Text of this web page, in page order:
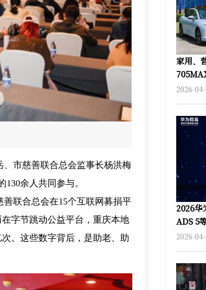
市慈善联合总会监事长杨洪梅
余人共同参与。
联合总会在15个互联网募捐平
字节跳动公益平台，重庆本地
。这些数字背后，是助老、助
家用、
2026-
2026华
ADS 5
2026-